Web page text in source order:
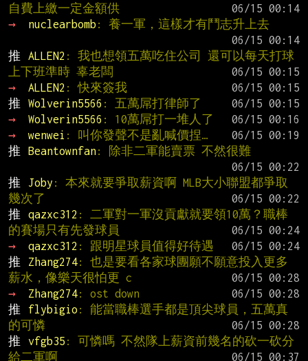
自費上繳一定金額供
→
nuclearbomb : 養一軍，這樣才有鬥志升上去
推
ALLEN2 : 我也想領五萬吃住公司 還可以每天打球
上下班準時 辜老闆
→
ALLEN2 : 快來簽我
推
Wolverin5566 : 五萬屌打律師了
→
Wolverin5566 : 10萬屌打一堆人了
→
wenwei : 叫你發聲不是亂喊價捏…
推
Beantownfan: 除非二軍能賣票 不然很難
推
Joby : 本來就要爭取薪資啊 MLB大小聯盟都爭取
幾次了
推
qazxc312 : 二軍對一軍沒貢獻就要領10萬？職棒
的賽場只有先發球員
→
qazxc312 : 跟明星球員值得好待遇
推
Zhang274: 也是要看各家球團願不願意投入更多
薪水，像樂天很怕更 c
→
Zhang274: ost down
推
flybigio : 能當職棒選手都是頂尖球員，五萬真
的可憐
推
vfgb35 : 可憐嗎 不然隊上薪資前幾名的砍一砍分
給二軍啊